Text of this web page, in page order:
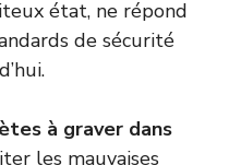
état, ne répond
de sécurité
à graver dans
les mauvaises